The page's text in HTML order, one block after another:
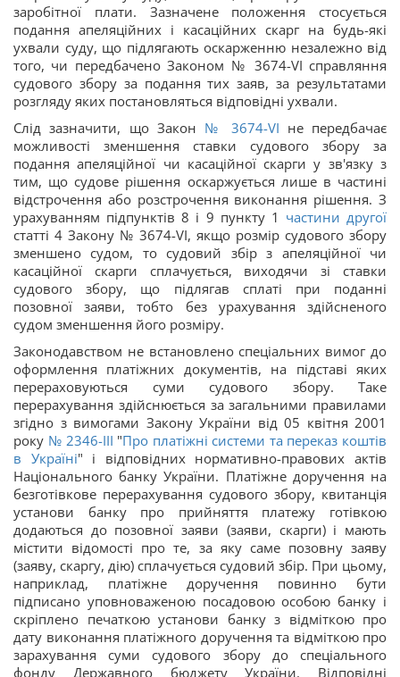
заробітної плати. Зазначене положення стосується
подання апеляційних і касаційних скарг на будь-які
ухвали суду, що підлягають оскарженню незалежно від
того, чи передбачено Законом № 3674-VI справляння
судового збору за подання тих заяв, за результатами
розгляду яких постановляться відповідні ухвали.
Слід зазначити, що Закон № 3674-VI не передбачає
можливості зменшення ставки судового збору за
подання апеляційної чи касаційної скарги у зв'язку з
тим, що судове рішення оскаржується лише в частині
відстрочення або розстрочення виконання рішення. З
урахуванням підпунктів 8 і 9 пункту 1 частини другої
статті 4 Закону № 3674-VI, якщо розмір судового збору
зменшено судом, то судовий збір з апеляційної чи
касаційної скарги сплачується, виходячи зі ставки
судового збору, що підлягав сплаті при поданні
позовної заяви, тобто без урахування здійсненого
судом зменшення його розміру.
Законодавством не встановлено спеціальних вимог до
оформлення платіжних документів, на підставі яких
перераховуються суми судового збору. Таке
перерахування здійснюється за загальними правилами
згідно з вимогами Закону України від 05 квітня 2001
року № 2346-III "Про платіжні системи та переказ коштів
в Україні" і відповідних нормативно-правових актів
Національного банку України. Платіжне доручення на
безготівкове перерахування судового збору, квитанція
установи банку про прийняття платежу готівкою
додаються до позовної заяви (заяви, скарги) і мають
містити відомості про те, за яку саме позовну заяву
(заяву, скаргу, дію) сплачується судовий збір. При цьому,
наприклад, платіжне доручення повинно бути
підписано уповноваженою посадовою особою банку і
скріплено печаткою установи банку з відміткою про
дату виконання платіжного доручення та відміткою про
зарахування суми судового збору до спеціального
фонду Державного бюджету України. Відповідні